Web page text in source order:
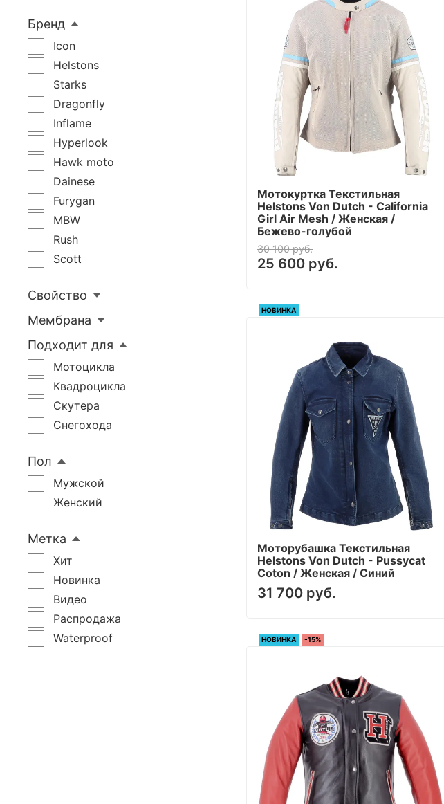
Мотокуртка Текстильная
Helstons Von Dutch - California
Girl Air Mesh / Женская /
Бежево-голубой
30 100 руб.
25 600 руб.
НОВИНКА
Моторубашка Текстильная
Helstons Von Dutch - Pussycat
Coton / Женская / Синий
31 700 руб.
НОВИНКА -15%
Бежевый
Микс
Черный, Серый
Черный, Белый
Черный, Красный
Черный, Синий
Черный, Зеленый
Черный, Желтый
Черный, Розовый
Серый, Черный
Серый, Белый
Синий, Белый
Серый, Красный
Белый, Синий
Черный, Бежевый
Бежевый, Голубой
Бренд
Icon
Helstons
Starks
Dragonfly
Inflame
Hyperlook
Hawk moto
Dainese
Furygan
MBW
Rush
Scott
Свойство
Мембрана
Подходит для
Мотоцикла
Квадроцикла
Скутера
Снегохода
Пол
Мужской
Женский
Метка
Хит
Новинка
Видео
Распродажа
Waterproof